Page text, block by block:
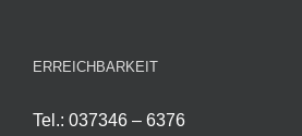
ERREICHBARKEIT
Tel.: 037346 – 6376